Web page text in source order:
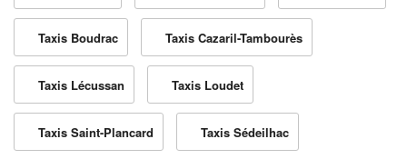
Taxis Boudrac Taxis Cazaril-Tambourès
Taxis Lécussan Taxis Loudet
Taxis Saint-Plancard Taxis Sédeilhac